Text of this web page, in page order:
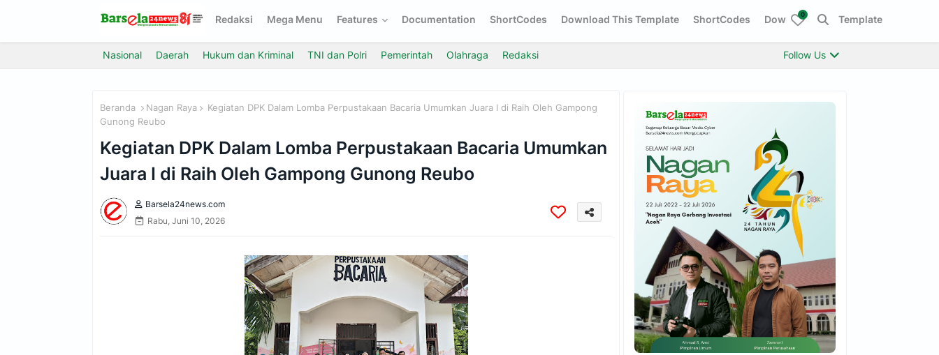
Redaksi Mega Menu Features Documentation ShortCodes Download This Template ShortCodes Download This Template
0
Nasional Daerah Hukum dan Kriminal TNI dan Polri Pemerintah Olahraga Redaksi Follow Us
Beranda Nagan Raya
Kegiatan DPK Dalam Lomba Perpustakaan Bacaria Umumkan Juara I di Raih Oleh Gampong
Gunong Reubo
Kegiatan DPK Dalam Lomba Perpustakaan Bacaria Umumkan
Juara I di Raih Oleh Gampong Gunong Reubo
Barsela24news.com
Rabu, Juni 10, 2026